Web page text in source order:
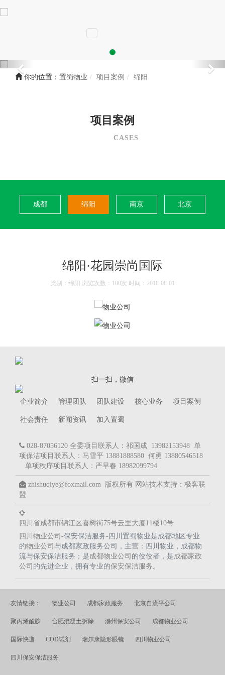
你的位置： 置蜀物业 项目案例 绵阳
项目案例
CASES
成都 绵阳 南京 北京
绵阳·花园崇尚国际
类别：绵阳 浏览次数：100次 时间：2018-08-01
扫一扫，微信
企业简介 管理团队 团队建设 核心业务 项目案例
社会责任 新闻资讯 加入置蜀
028-87056120 全委项目联系人：祁国成 13982153948 单
项保洁项目联系人：马雪平 13881888580 何勇 13880546518
单项秩序项目联系人：严早春 18982099794
zhishuqiye@foxmail.com 版权所有 网站技术支持： 极客联
盟
四川省成都市锦江区喜树街75号云里大厦11楼10号
四川物业公司 -保安保洁服务-四川置蜀物业是成都地区专业
的物业公司 与成都家政服务公司，主营：四川物业，成都物
流与保安保洁服务；是 成都物业公司 的佼佼者，是 成都家政
公司 的先进企业，拥有专业的保安保洁服务 。
友情链接： 物业公司 成都家政服务 北京自流平公司
聚丙烯酰胺 合肥混凝土拆除 滁州保安公司 成都物业公司
国际快递 COD试剂 瑞尔康隐形眼镜 四川物业公司
四川保安保洁服务